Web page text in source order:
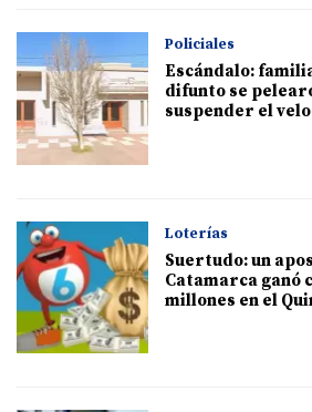
Policiales
Escándalo:
difunto se
suspender el
Loterías
Suertudo: un
Catamarca ganó
millones en el